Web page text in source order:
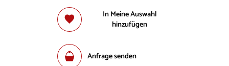
In Meine Auswahl
hinzufügen
Anfrage senden